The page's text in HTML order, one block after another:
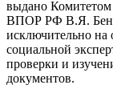
выдано Комитетом
ВПОР РФ В.Я.
исключительно
социальной
проверки и
документов.